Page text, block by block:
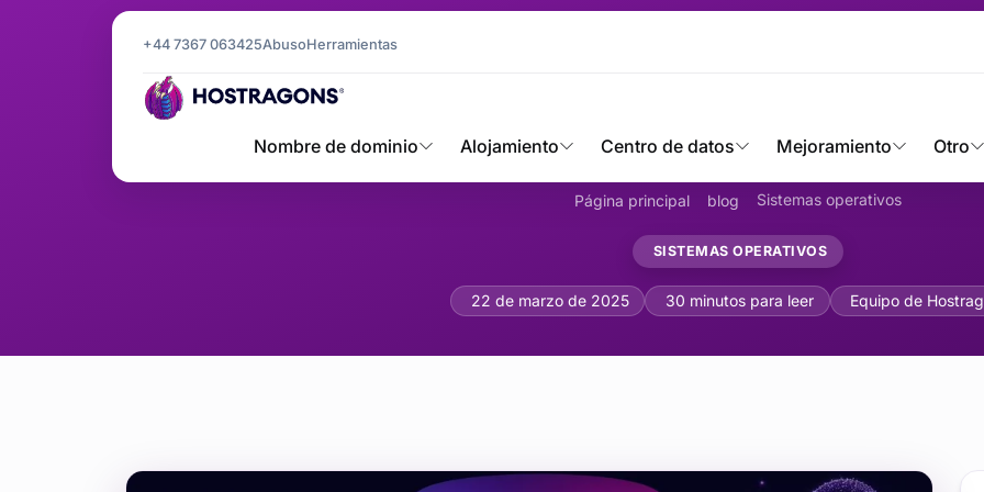
+44 7367 063425AbusoHerramientas
Nombre de dominio Alojamiento Centro de datos Mejoramiento Otro
Página principal blog Sistemas operativos
SISTEMAS OPERATIVOS
Uso de LVM (Gestión de
22 de marzo de 2025 30 minutos para leer Equipo de